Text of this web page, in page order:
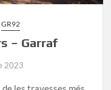
GR92
– Garraf
2023